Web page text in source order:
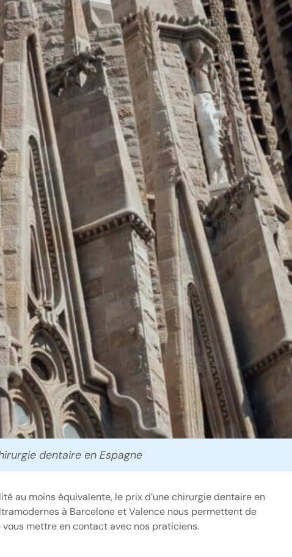
dentaire en Espagne
au moins équivalente, le prix d’une chirurgie dentaire en
à Barcelone et Valence nous permettent de
mettre en contact avec nos praticiens.